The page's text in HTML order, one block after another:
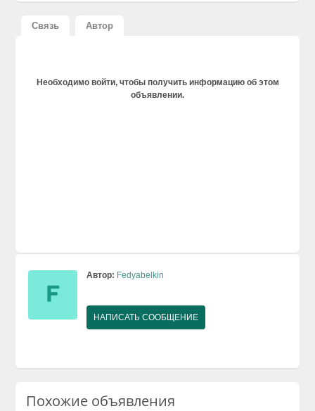
Связь Автор
Необходимо войти, чтобы получить информацию об этом
объявлении.
Автор: Fedyabelkin
НАПИСАТЬ СООБЩЕНИЕ
Похожие объявления